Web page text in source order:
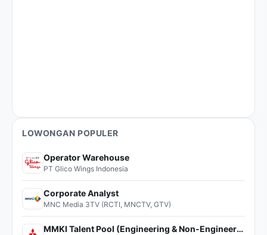
LOWONGAN POPULER
Operator Warehouse
PT Glico Wings Indonesia
Corporate Analyst
MNC Media 3TV (RCTI, MNCTV, GTV)
MMKI Talent Pool (Engineering & Non-Engineering)